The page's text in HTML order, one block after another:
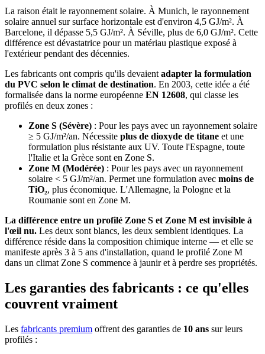
La raison était le rayonnement solaire. À Munich, le rayonnement
solaire annuel sur surface horizontale est d'environ 4,5 GJ/m². À
Barcelone, il dépasse 5,5 GJ/m². À Séville, plus de 6,0 GJ/m². Cette
différence est dévastatrice pour un matériau plastique exposé à
l'extérieur pendant des décennies.
Les fabricants ont compris qu'ils devaient adapter la formulation
du PVC selon le climat de destination. En 2003, cette idée a été
formalisée dans la norme européenne EN 12608, qui classe les
profilés en deux zones :
Zone S (Sévère) : Pour les pays avec un rayonnement solaire
≥ 5 GJ/m²/an. Nécessite plus de dioxyde de titane et une
formulation plus résistante aux UV. Toute l'Espagne, toute
l'Italie et la Grèce sont en Zone S.
Zone M (Modérée) : Pour les pays avec un rayonnement
solaire < 5 GJ/m²/an. Permet une formulation avec moins de
TiO₂, plus économique. L'Allemagne, la Pologne et la
Roumanie sont en Zone M.
La différence entre un profilé Zone S et Zone M est invisible à
l'œil nu. Les deux sont blancs, les deux semblent identiques. La
différence réside dans la composition chimique interne — et elle se
manifeste après 3 à 5 ans d'installation, quand le profilé Zone M
dans un climat Zone S commence à jaunir et à perdre ses propriétés.
Les garanties des fabricants : ce qu'elles
couvrent vraiment
Les fabricants premium offrent des garanties de 10 ans sur leurs
profilés :